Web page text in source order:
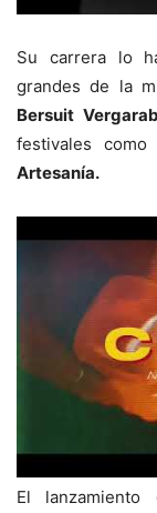
Su carrera lo
grandes de la
Bersuit
festivales como
Artesanía.
El lanzamiento